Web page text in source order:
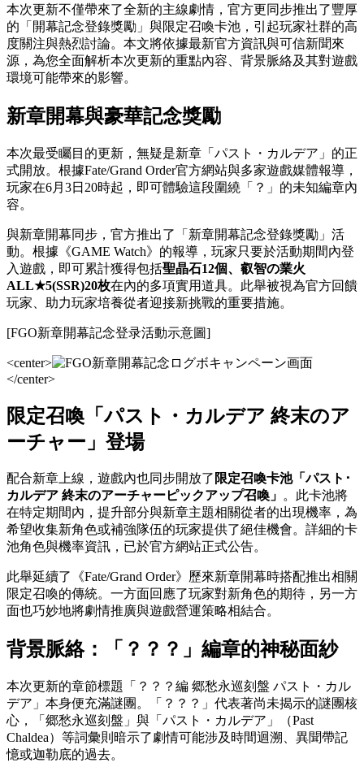
本次更新不僅帶來了全新的主線劇情，官方更同步推出了豐厚
的「開幕記念登錄獎勵」與限定召喚卡池，引起玩家社群的高
度關注與熱烈討論。本文將依據最新官方資訊與可信新聞來
源，為您全面解析本次更新的重點內容、背景脈絡及其對遊戲
環境可能帶來的影響。
新章開幕與豪華記念獎勵
本次最受矚目的更新，無疑是新章「パスト・カルデア」的正
式開放。根據Fate/Grand Order官方網站與多家遊戲媒體報導，
玩家在6月3日20時起，即可體驗這段圍繞「？」的未知編章內
容。
與新章開幕同步，官方推出了「新章開幕記念登錄獎勵」活
動。根據《GAME Watch》的報導，玩家只要於活動期間內登
入遊戲，即可累計獲得包括聖晶石12個、叡智の業火
ALL★5(SSR)20枚在內的多項實用道具。此舉被視為官方回饋
玩家、助力玩家培養從者迎接新挑戰的重要措施。
[FGO新章開幕記念登录活動示意圖]
<center>
</center>
限定召喚「パスト・カルデア 終末のア
ーチャー」登場
配合新章上線，遊戲內也同步開放了 限定召喚卡池「パスト･
カルデア 終末のアーチャーピックアップ召喚」 。此卡池將
在特定期間內，提升部分與新章主題相關從者的出現機率，為
希望收集新角色或補強隊伍的玩家提供了絕佳機會。詳細的卡
池角色與機率資訊，已於官方網站正式公告。
此舉延續了《Fate/Grand Order》歷來新章開幕時搭配推出相關
限定召喚的傳統。一方面回應了玩家對新角色的期待，另一方
面也巧妙地將劇情推廣與遊戲營運策略相結合。
背景脈絡：「？？？」編章的神秘面紗
本次更新的章節標題「？？？編 郷愁永巡刻盤 パスト・カル
デア」本身便充滿謎團。「？？？」代表著尚未揭示的謎團核
心，「郷愁永巡刻盤」與「パスト・カルデア」（Past
Chaldea）等詞彙則暗示了劇情可能涉及時間迴溯、異聞帶記
憶或迦勒底的過去。